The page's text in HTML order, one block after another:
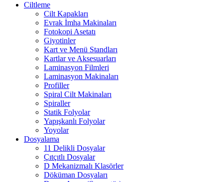
Ciltleme
Cilt Kapakları
Evrak İmha Makinaları
Fotokopi Asetatı
Giyotinler
Kart ve Menü Standları
Kartlar ve Aksesuarları
Laminasyon Filmleri
Laminasyon Makinaları
Profiller
Spiral Cilt Makinaları
Spiraller
Statik Folyolar
Yapışkanlı Folyolar
Yoyolar
Dosyalama
11 Delikli Dosyalar
Çıtçıtlı Dosyalar
D Mekanizmalı Klasörler
Döküman Dosyaları